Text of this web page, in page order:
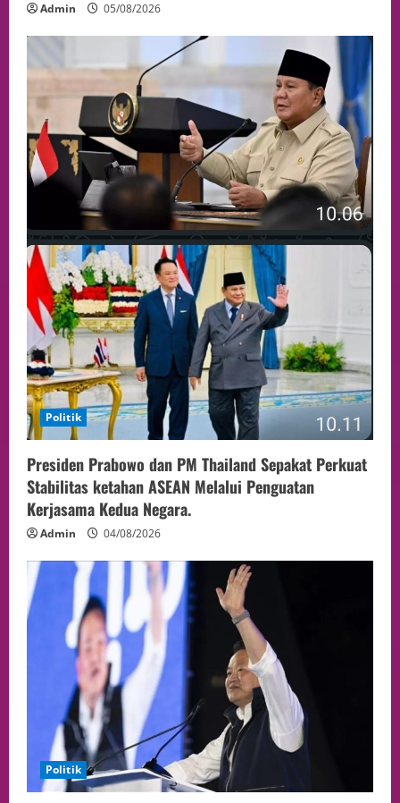
Admin 05/08/2026
Politik
Presiden Prabowo dan PM Thailand Sepakat Perkuat
Stabilitas ketahan ASEAN Melalui Penguatan
Kerjasama Kedua Negara.
Admin 04/08/2026
Politik